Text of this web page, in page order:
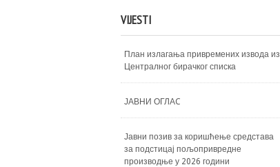
VIJESTI
План излагања привремених извода из
Централног бирачког списка
ЈАВНИ ОГЛАC
Јавни позив за коришћење средстава
за подстицај пољопривредне
производње у 2026 години